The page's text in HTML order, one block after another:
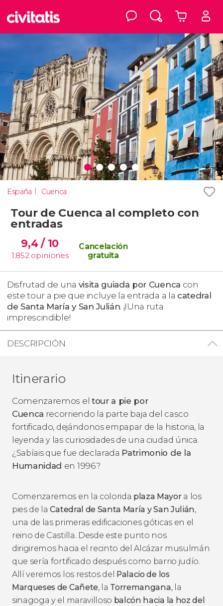
España Cuenca
Tour de Cuenca al completo con
entradas
9,4/ 10
1.852 opiniones
Cancelación
gratuita
Disfrutad de una visita guiada por Cuenca con
este tour a pie que incluye la entrada a la catedral
de Santa María y San Julián. ¡IUna ruta
imprescindible!
DESCRIPCIÓN
Itinerario
Comenzaremos el tour a pie por
Cuenca recorriendo la parte baja del casco
fortificado, dejándonos empapar de la historia, la
leyenda y las curiosidades de una ciudad única.
¿Sabíais que fue declarada Patrimonio de la
Humanidad en 1996?
Comenzaremos en la colorida plaza Mayora los
pies de la Catedral de Santa María y San Julián,
una de las primeras edificaciones góticas en el
reino de Castilla. Desde este punto nos
dirigiremos hacia el recinto del Alcázar musulmán
que sería fortificado después como barrio judío.
Allí veremos los restos del Palacio de los
Marqueses de Cañete, la Torremangana, la
sinagoga y el maravilloso balcón hacia la hoz del